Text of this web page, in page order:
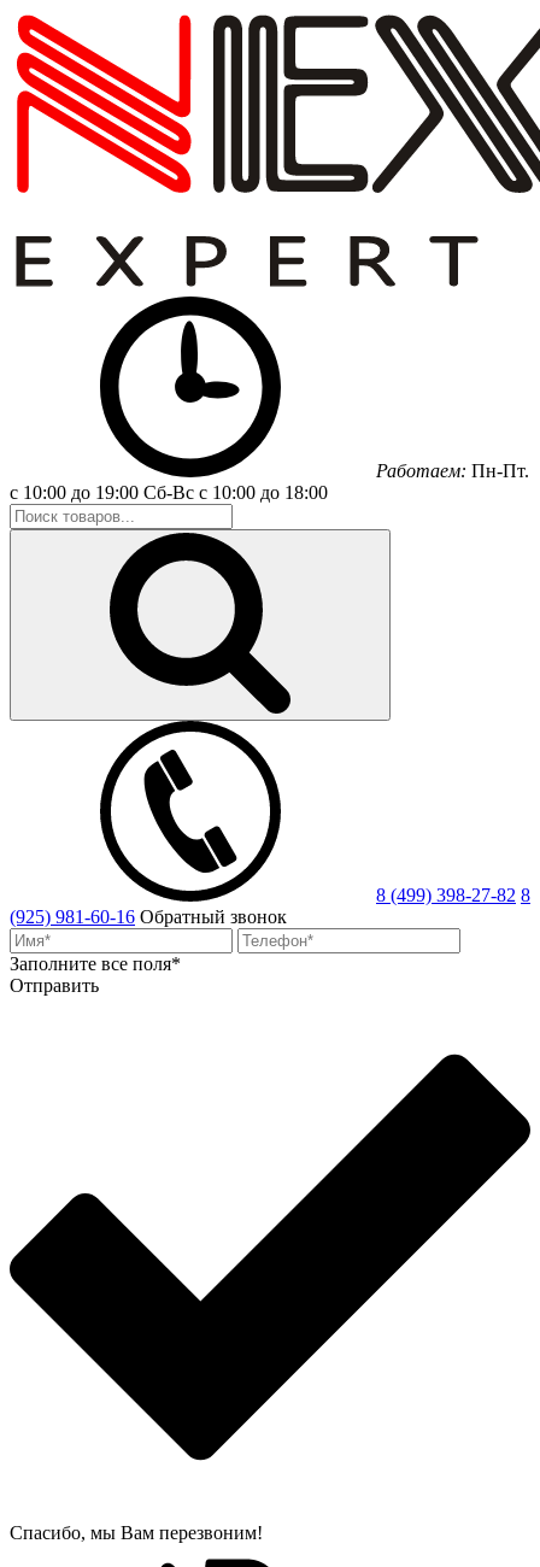
Работаем: Пн-Пт.
с 10:00 до 19:00 Сб-Вс с 10:00 до 18:00
8 (499) 398-27-82 8
(925) 981-60-16 Обратный звонок
Заполните все поля*
Отправить
Спасибо, мы Вам перезвоним!